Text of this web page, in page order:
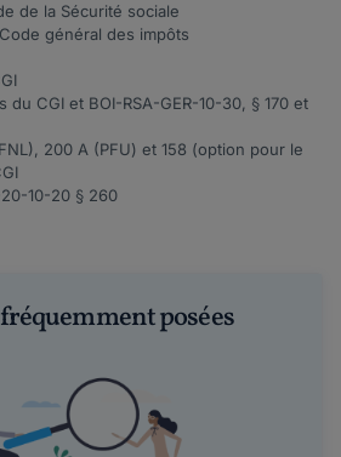
de la Sécurité sociale
général des impôts
du CGI et BOI-RSA-GER-10-30, § 170 et
200 A (PFU) et 158 (option pour le
10-20 § 260
posées